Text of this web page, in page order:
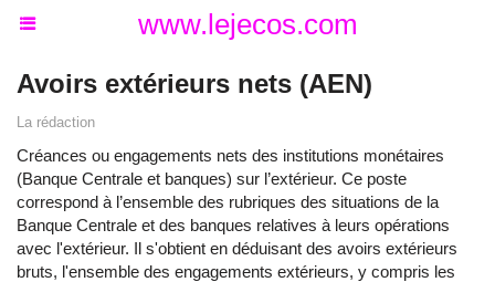
www.lejecos.com
Avoirs extérieurs nets (AEN)
La rédaction
Créances ou engagements nets des institutions monétaires
(Banque Centrale et banques) sur l’extérieur. Ce poste
correspond à l’ensemble des rubriques des situations de la
Banque Centrale et des banques relatives à leurs opérations
avec l'extérieur. Il s'obtient en déduisant des avoirs extérieurs
bruts, l'ensemble des engagements extérieurs, y compris les